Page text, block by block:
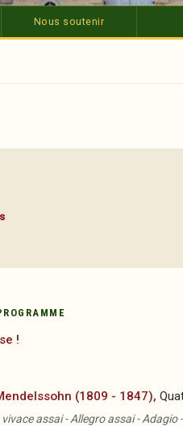
Nous soutenir
!
(1809 - 1847),
assai - Allegro assai - Adagio